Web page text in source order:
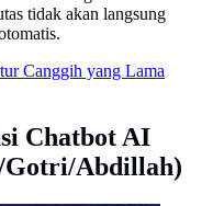
tidak akan langsung
Canggih yang Lama
Chatbot AI
Gotri/Abdillah)